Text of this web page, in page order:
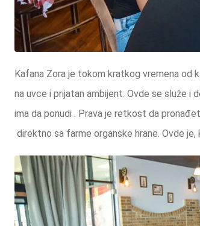
Kafana Zora je tokom kratkog vremena od
na uvce i prijatan ambijent. Ovde se služe i
ima da ponudi . Prava je retkost da
direktno sa farme organske hrane. Ovde je,